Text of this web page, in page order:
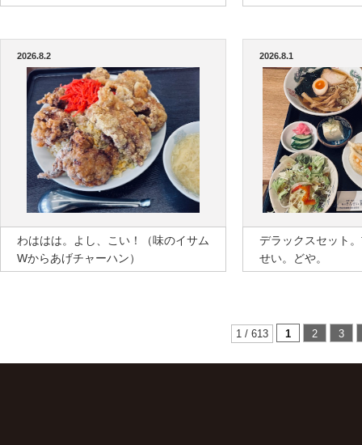
2026.8.2
わははは。よし、こい！（味のイサム
Wからあげチャーハン）
2026.8.1
デラックスセット
せい。どや。
1 / 613 1 2 3